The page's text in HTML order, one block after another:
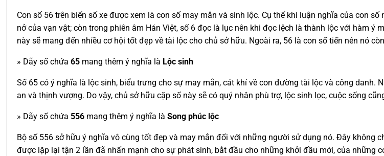
Con số 56 trên biển số xe được xem là con số may mắn và sinh lộc. Cụ thể khi luận nghĩa của con
nở của vạn vật; còn trong phiên âm Hán Việt, số 6 đọc là lục nên khi đọc lệch là thành lộc với hàm ý
này sẽ mang đến nhiều cơ hội tốt đẹp về tài lộc cho chủ sở hữu. Ngoài ra, 56 là con số tiến nên nó
» Dãy số chứa 65 mang thêm ý nghĩa là Lộc sinh
Số 65 có ý nghĩa là lộc sinh, biểu trưng cho sự may mắn, cát khí về con đường tài lộc và công danh.
an và thịnh vượng. Do vậy, chủ sở hữu cặp số này sẽ có quý nhân phù trợ, lộc sinh lọc, cuộc sống
» Dãy số chứa 556 mang thêm ý nghĩa là Song phúc lộc
Bộ số 556 sở hữu ý nghĩa vô cùng tốt đẹp và may mắn đối với những người sử dụng nó. Đây không
được lặp lại tận 2 lần đã nhấn mạnh cho sự phát sinh, bắt đầu cho những khởi đầu mới, của những